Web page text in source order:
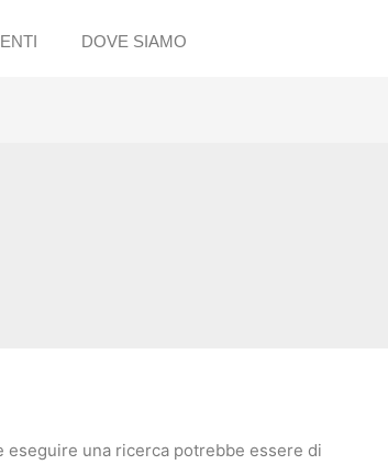
DOVE SIAMO
eseguire una ricerca potrebbe essere di